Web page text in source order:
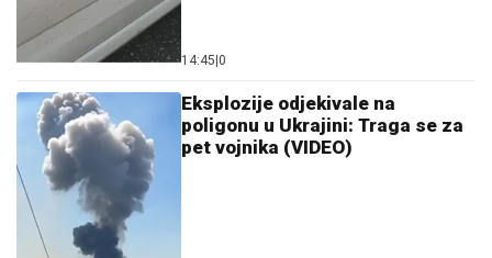
14:45 0
Eksplozije odjekivale na
poligonu u Ukrajini: Traga se za
pet vojnika (VIDEO)